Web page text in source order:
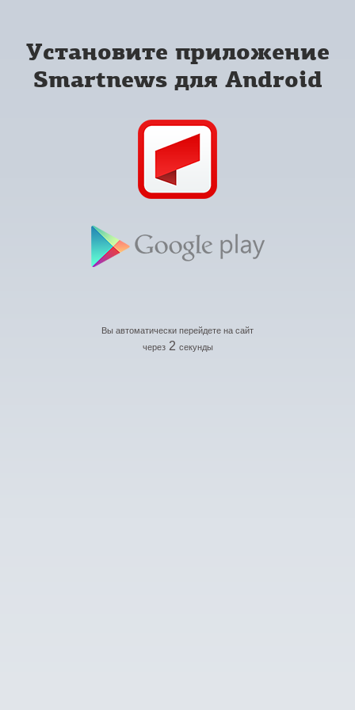
Установите приложение
Smartnews для Android
Вы автоматически перейдете на сайт
через 2 секунды